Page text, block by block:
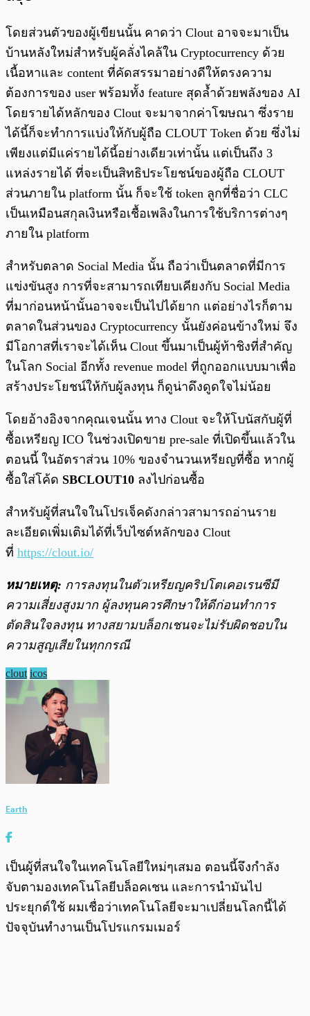
โดยส่วนตัวของผู้เขียนนั้น คาดว่า Clout อาจจะมาเป็น
บ้านหลังใหม่สำหรับผู้คลั่งไคล้ใน Cryptocurrency ด้วย
เนื้อหาและ content ที่คัดสรรมาอย่างดีให้ตรงความ
ต้องการของ user พร้อมทั้ง feature สุดล้ำด้วยพลังของ AI
โดยรายได้หลักของ Clout จะมาจากค่าโฆษณา ซึ่งราย
ได้นี้ก็จะทำการแบ่งให้กับผู้ถือ CLOUT Token ด้วย ซึ่งไม่
เพียงแต่มีแค่รายได้นี้อย่างเดียวเท่านั้น แต่เป็นถึง 3
แหล่งรายได้ ที่จะเป็นสิทธิประโยชน์ของผู้ถือ CLOUT
ส่วนภายใน platform นั้น ก็จะใช้ token ลูกที่ชื่อว่า CLC
เป็นเหมือนสกุลเงินหรือเชื้อเพลิงในการใช้บริการต่างๆ
ภายใน platform
สำหรับตลาด Social Media นั้น ถือว่าเป็นตลาดที่มีการ
แข่งขันสูง การที่จะสามารถเทียบเคียงกับ Social Media
ที่มาก่อนหน้านั้นอาจจะเป็นไปได้ยาก แต่อย่างไรก็ตาม
ตลาดในส่วนของ Cryptocurrency นั้นยังค่อนข้างใหม่ จึง
มีโอกาสที่เราจะได้เห็น Clout ขึ้นมาเป็นผู้ท้าชิงที่สำคัญ
ในโลก Social อีกทั้ง revenue model ที่ถูกออกแบบมาเพื่อ
สร้างประโยชน์ให้กับผู้ลงทุน ก็ดูน่าดึงดูดใจไม่น้อย
โดยอ้างอิงจากคุณเจนนั้น ทาง Clout จะให้โบนัสกับผู้ที่
ซื้อเหรียญ ICO ในช่วงเปิดขาย pre-sale ที่เปิดขึ้นแล้วใน
ตอนนี้ ในอัตราส่วน 10% ของจำนวนเหรียญที่ซื้อ หากผู้
ซื้อใส่โค้ด SBCLOUT10 ลงไปก่อนซื้อ
สำหรับผู้ที่สนใจในโปรเจ็คดังกล่าวสามารถอ่านราย
ละเอียดเพิ่มเติมได้ที่เว็บไซต์หลักของ Clout
ที่ https://clout.io/
หมายเหตุ: การลงทุนในตัวเหรียญคริปโตเคอเรนซีมี
ความเสี่ยงสูงมาก ผู้ลงทุนควรศึกษาให้ดีก่อนทำการ
ตัดสินใจลงทุน ทางสยามบล็อกเชนจะไม่รับผิดชอบใน
ความสูญเสียในทุกกรณี
clout icos
Earth
เป็นผู้ที่สนใจในเทคโนโลยีใหม่ๆเสมอ ตอนนี้จึงกำลัง
จับตามองเทคโนโลยีบล็อคเชน และการนำมันไป
ประยุกต์ใช้ ผมเชื่อว่าเทคโนโลยีจะมาเปลี่ยนโลกนี้ได้
ปัจจุบันทำงานเป็นโปรแกรมเมอร์